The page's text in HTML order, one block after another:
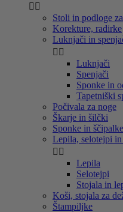
 
Stoli in podloge
Korekture, radirke
Luknjači in
 
Luknjači
Spenjači
Sponke in
Tapetniški
Počivala za noge
Škarje in šilčki
Sponke in
Lepila, selotejpi in
 
Lepila
Selotejpi
Stojala in
Koši, stojala za
Štampiljke